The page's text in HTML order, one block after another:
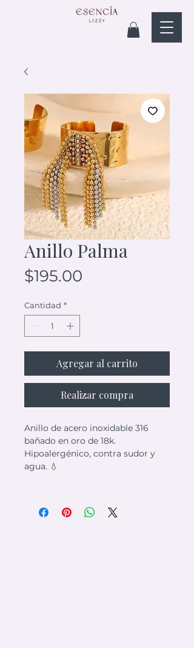
Anillo Palma
$195.00
Cantidad *
Agregar al carrito
Realizar compra
Anillo de acero inoxidable 316
bañado en oro de 18k.
Hipoalergénico, contra sudor y
agua. 💧